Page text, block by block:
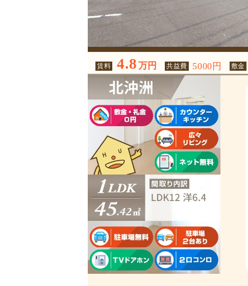
賃料 4.8 万円 共益費 5000円 敷金